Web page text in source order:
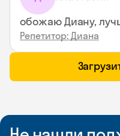
обожаю Диану,
Репетитор: Диана